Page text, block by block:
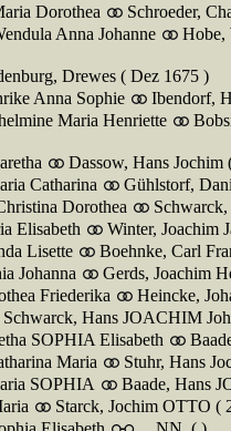
Dorothea
Schroeder,
Anna Johanne
Hobe,
Drewes ( Dez 1675 )
Anna Sophie
Ibendorf,
Maria Henriette
Dassow, Hans Jochim
Catharina
Gühlstorf,
Dorothea
Elisabeth
Winter, Joachim
Lisette
Boehnke, Carl
Johanna
Gerds, Joachim
Friederika
Heincke,
Schwarck, Hans JOACHIM
SOPHIA Elisabeth
Maria
Stuhr, Hans
SOPHIA
Baade, Hans
Starck, Jochim OTTO (